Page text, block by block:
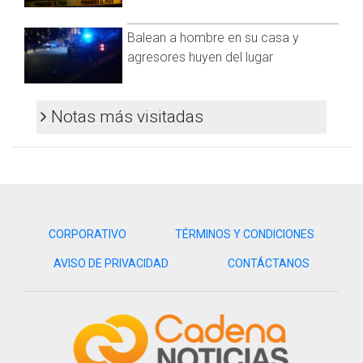
Visita y accede a todo nuestro contenido |
www.cadenanoticias.com| Twitter: @cadena_noticias
@cadenanoticiasmx| TikTok:@CadenaNoticias| Telegram:
https://t.me/GrupoCadenaResumen
|
Balean a hombre en su casa y
agresores huyen del lugar
Notas más visitadas
CORPORATIVO TÉRMINOS Y CONDICIONES
AVISO DE PRIVACIDAD CONTÁCTANOS